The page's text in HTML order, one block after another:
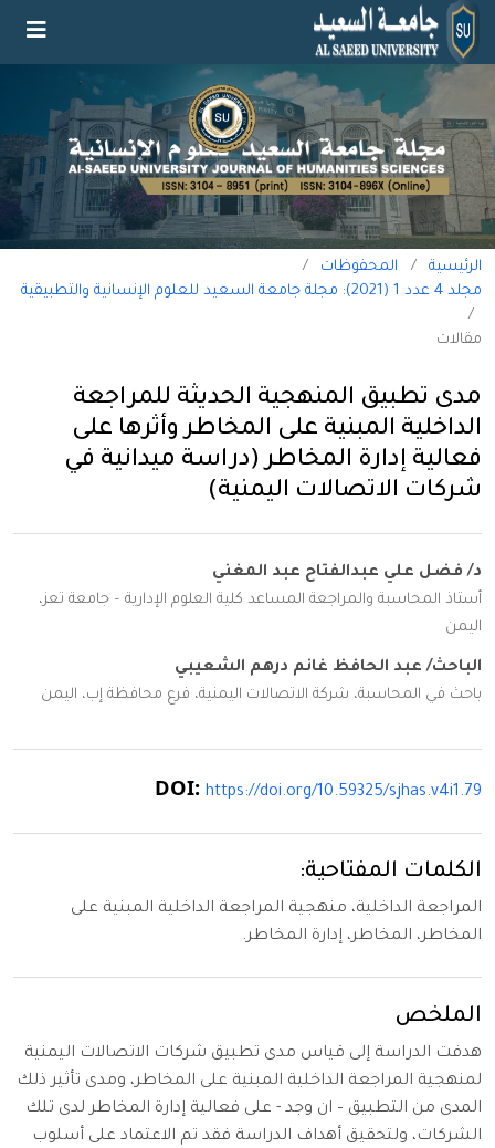
الرئيسية / المحفوظات
/
مجلد 4 عدد 1 (2021): مجلة جامعة السعيد للعلوم الإنسانية والتطبيقية
/
مقالات
مدى تطبيق المنهجية الحديثة للمراجعة
الداخلية المبنية على المخاطر وأثرها على
فعالية إدارة المخاطر (دراسة ميدانية في
شركات الاتصالات اليمنية)
د/ فضل علي عبدالفتاح عبد المغني
أستاذ المحاسبة والمراجعة المساعد كلية العلوم الإدارية – جامعة تعز،
اليمن
الباحث/ عبد الحافظ غانم درهم الشعيبي
باحث في المحاسبة، شركة الاتصالات اليمنية، فرع محافظة إب، اليمن
DOI: https://doi.org/10.59325/sjhas.v4i1.79
الكلمات المفتاحية:
المراجعة الداخلية، منهجية المراجعة الداخلية المبنية على
المخاطر، المخاطر، إدارة المخاطر.
الملخص
هدفت الدراسة إلى قياس مدى تطبيق شركات الاتصالات اليمنية
لمنهجية المراجعة الداخلية المبنية على المخاطر، ومدى تأثير ذلك
المدى من التطبيق – ان وجد - على فعالية إدارة المخاطر لدى تلك
الشركات، ولتحقيق أهداف الدراسة فقد تم الاعتماد على أسلوب